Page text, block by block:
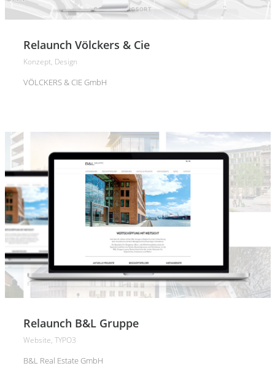
Relaunch Völckers & Cie
Konzept, Design
VÖLCKERS & CIE GmbH
Relaunch B&L Gruppe
Website, TYPO3
B&L Real Estate GmbH